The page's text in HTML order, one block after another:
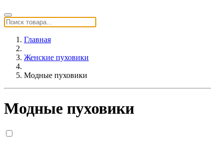
Главная
Женские пуховики
Модные пуховики
Модные пуховики